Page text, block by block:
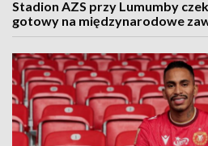
Stadion AZS przy Lumumby
gotowy na międzynarodowe